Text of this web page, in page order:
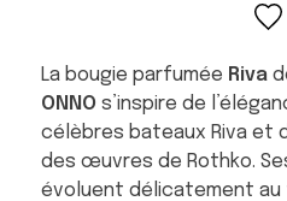
La bougie parfumée Riva
ONNO s’inspire de
célèbres bateaux Riva et
des œuvres de Rothko.
évoluent délicatement au